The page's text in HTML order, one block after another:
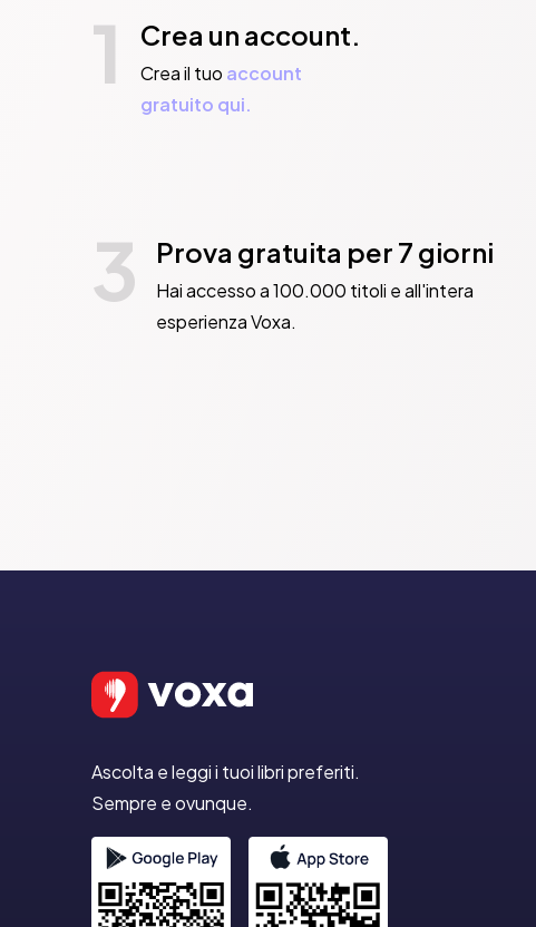
1 Crea un account.
Crea il tuo account
gratuito qui.
3 Prova gratuita per 7 giorni
Hai accesso a 100.000 titoli e all'intera
esperienza Voxa.
Ascolta e leggi i tuoi libri preferiti.
Sempre e ovunque.